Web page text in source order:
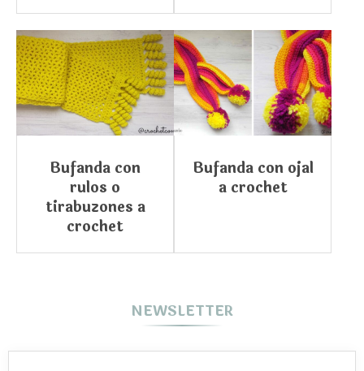
Bufanda con
rulos o
tirabuzones a
crochet
Bufanda con ojal
a crochet
NEWSLETTER